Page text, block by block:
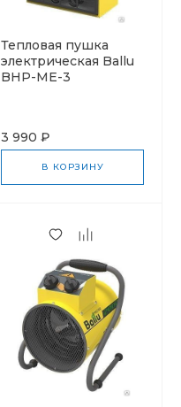
Тепловая пушка
электрическая Ballu
BHP-ME-3
3 990 ₽
В КОРЗИНУ